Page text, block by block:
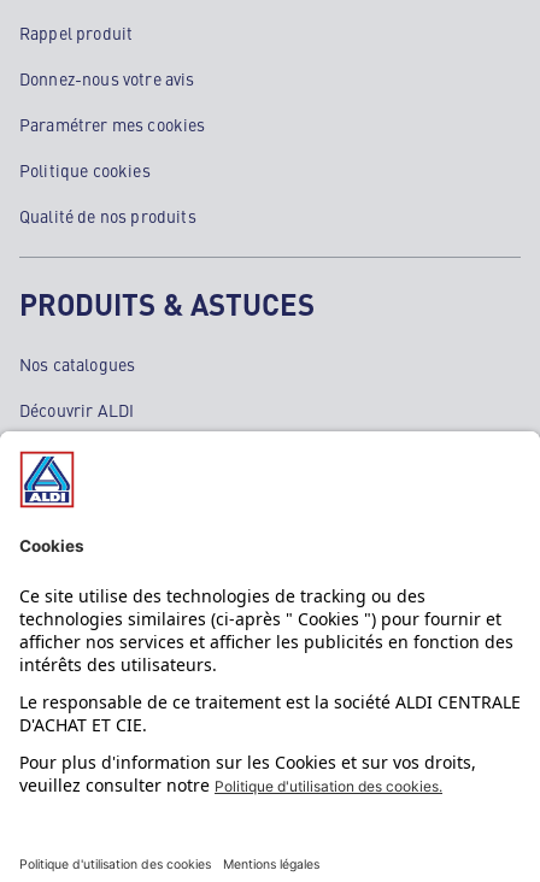
Rappel produit
Donnez-nous votre avis
Paramétrer mes cookies
Politique cookies
Qualité de nos produits
PRODUITS & ASTUCES
Nos catalogues
Découvrir ALDI
Nos bons plans
Nos rayons
Nos marques
Nos astuces
Évènements
L'application mobile